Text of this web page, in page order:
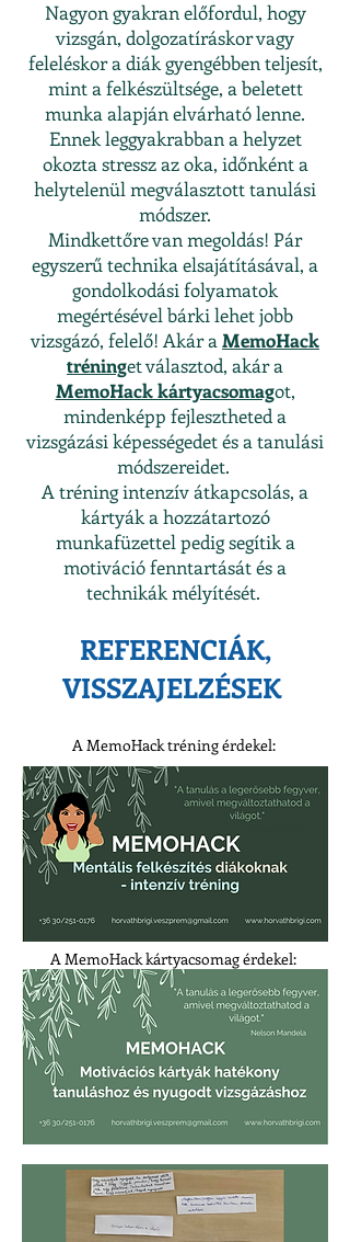
Nagyon gyakran előfordul, hogy
vizsgán, dolgozatíráskor vagy
feleléskor a diák gyengébben teljesít,
mint a felkészültsége, a beletett
munka alapján elvárható lenne.
Ennek leggyakrabban a helyzet
okozta stressz az oka, időnként a
helytelenül megválasztott tanulási
módszer.
Mindkettőre van megoldás! Pár
egyszerű technika elsajátításával, a
gondolkodási folyamatok
megértésével bárki lehet jobb
vizsgázó, felelő! Akár a MemoHack
tréninget választod, akár a
MemoHack kártyacsomagot,
mindenképp fejlesztheted a
vizsgázási képességedet és a tanulási
módszereidet.
A tréning intenzív átkapcsolás, a
kártyák a hozzátartozó
munkafüzettel pedig segítik a
motiváció fenntartását és a
technikák mélyítését.
REFERENCIÁK,
VISSZAJELZÉSEK
A MemoHack tréning érdekel:
A MemoHack kártyacsomag érdekel: